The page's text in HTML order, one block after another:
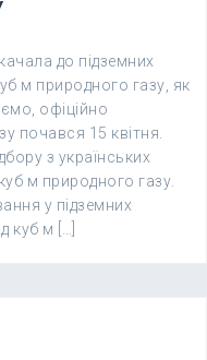
до підземних
м природного газу, як
офіційно
почався 15 квітня.
з українських
м природного газу.
у підземних
куб м […]